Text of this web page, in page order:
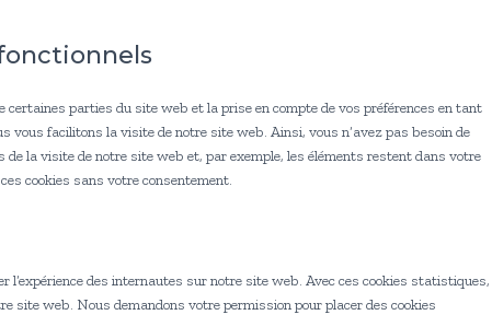
parties du site web et la prise en compte de vos préférences en tant
vous facilitons la visite de notre site web. Ainsi, vous n’avez pas besoin de
la visite de notre site web et, par exemple, les éléments restent dans votre
cookies sans votre consentement.
des internautes sur notre site web. Avec ces cookies statistiques,
site web. Nous demandons votre permission pour placer des cookies